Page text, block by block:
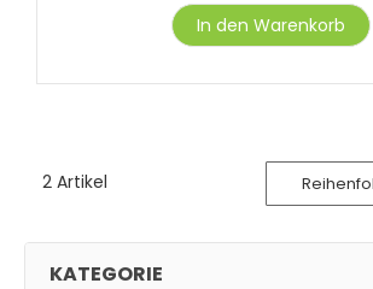
In den Warenkorb
2 Artikel
KATEGORIE